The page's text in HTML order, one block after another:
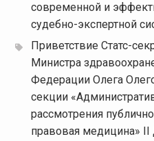
современной и
судебно-экспертной
Приветствие Статс-
Министра
Федерации Олега
секции
рассмотрения
правовая медицина» II